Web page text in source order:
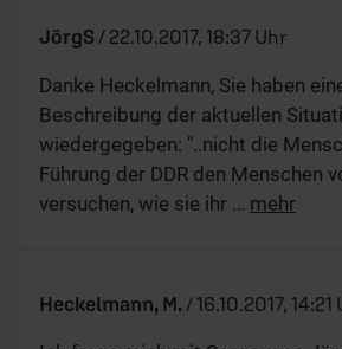
JörgS / 22.10.2017, 18:37 Uhr
Danke Heckelmann, Sie haben
Beschreibung der aktuellen
wiedergegeben: "..nicht die
Führung der DDR den Menschen
versuchen, wie sie ihr … mehr
Heckelmann, M. / 16.10.2017, 14:21